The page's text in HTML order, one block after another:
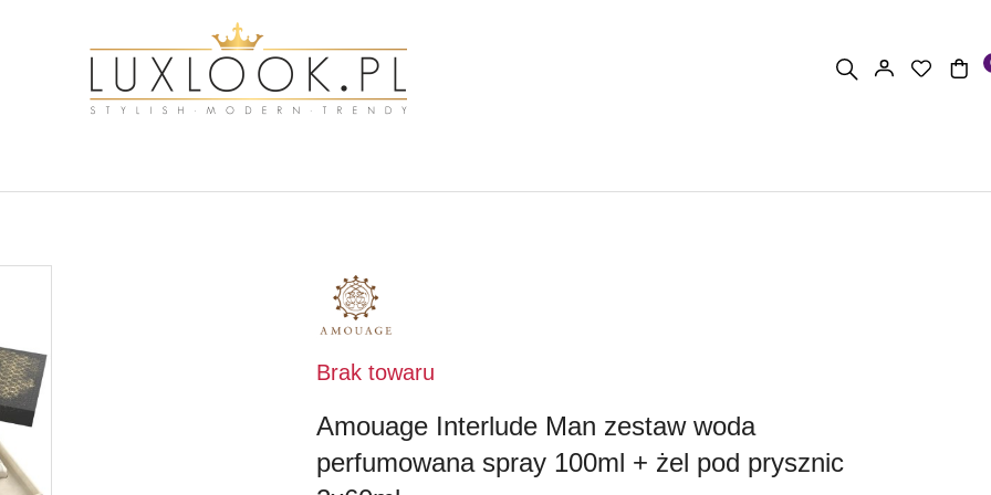
NAZWA
PRODUCENTA:
AMOUAGE
Brak towaru
Amouage Interlude Man zestaw woda
perfumowana spray 100ml + żel pod prysznic